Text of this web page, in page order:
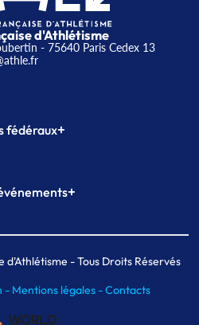
d'Athlétisme
- 75640 Paris Cedex 13
fédéraux+
Formation
+
de Paris indoor
de Paris- Tous Droits Réservés
- Mentions légales -Contacts